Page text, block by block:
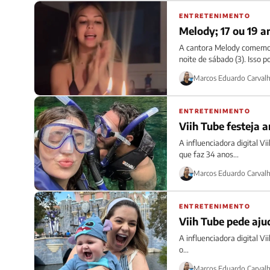
ENTRETENIMENTO
Melody; 17 ou 19
A cantora Melody
noite de sábado (3). Isso
Marcos Eduardo
ENTRETENIMENTO
Viih Tube festeja
A influenciadora digital
que faz 34 anos...
Marcos Eduardo
ENTRETENIMENTO
Viih Tube pede
A influenciadora digital
o...